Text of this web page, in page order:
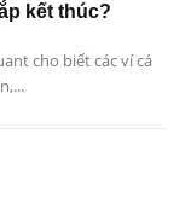
kết thúc?
cho biết các ví cá